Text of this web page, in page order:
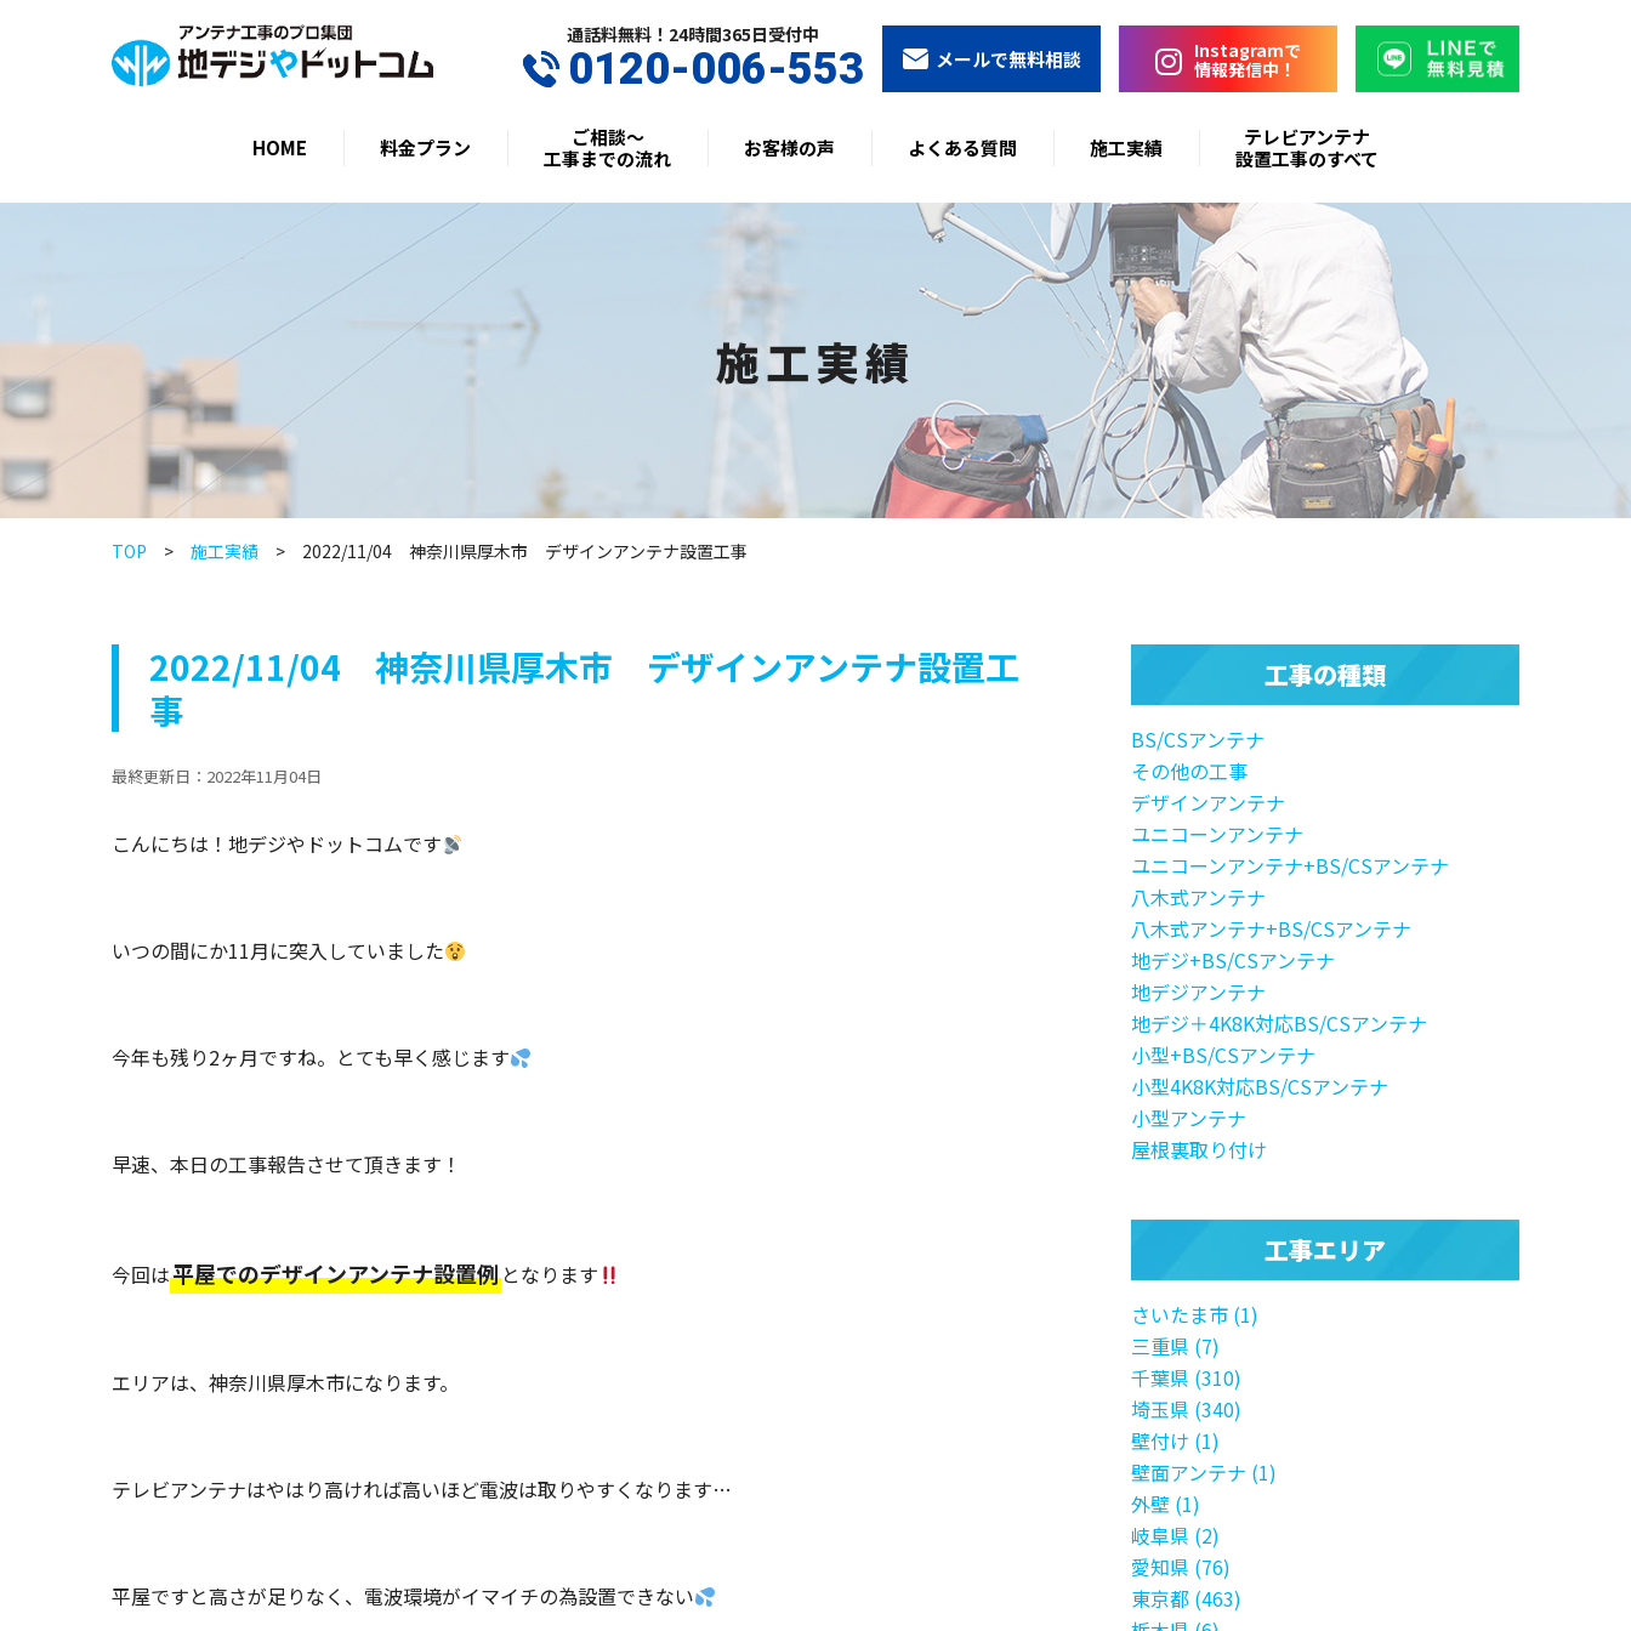
通話料無料！24時間365⽇受付中
0120-006-553 メールで無料相談
Instagramで
情報発信中！
HOME 料金プラン
ご相談〜
工事までの流れ
お客様の声 よくある質問 施工実績
テレビアンテナ
設置工事のすべて
施工実績
TOP 施工実績 2022/11/04 神奈川県厚木市 デザインアンテナ設置工事
2022/11/04 神奈川県厚木市 デザインアンテナ設置工
事
最終更新日： 2022年11月04日
こんにちは！地デジやドットコムです
いつの間にか11月に突入していました
今年も残り2ヶ月ですね。とても早く感じます
早速、本日の工事報告させて頂きます！
今回は平屋でのデザインアンテナ設置例 となります
エリアは、神奈川県厚木市になります。
テレビアンテナはやはり高ければ高いほど電波は取りやすくなります…
平屋ですと高さが足りなく、電波環境がイマイチの為設置できない
工事の種類
BS/CSアンテナ
その他の工事
デザインアンテナ
ユニコーンアンテナ
ユニコーンアンテナ+BS/CSアンテナ
八木式アンテナ
八木式アンテナ+BS/CSアンテナ
地デジ+BS/CSアンテナ
地デジアンテナ
地デジ＋4K8K対応BS/CSアンテナ
小型+BS/CSアンテナ
小型4K8K対応BS/CSアンテナ
小型アンテナ
屋根裏取り付け
工事エリア
さいたま市 (1)
三重県 (7)
千葉県 (310)
埼玉県 (340)
壁付け (1)
壁面アンテナ (1)
外壁 (1)
岐阜県 (2)
愛知県 (76)
東京都 (463)